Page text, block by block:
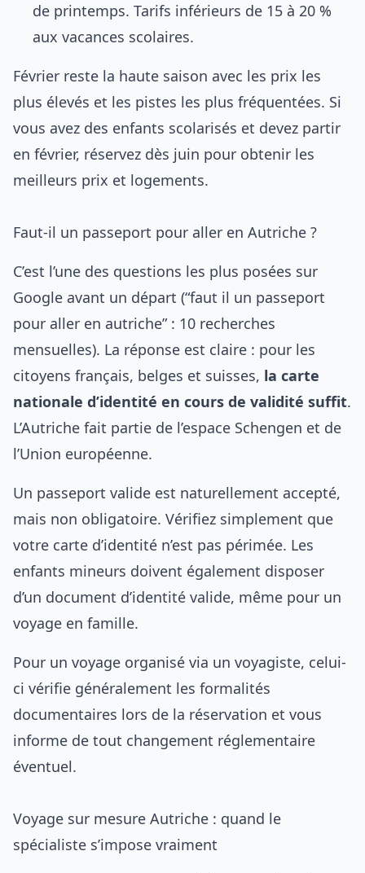
de printemps. Tarifs inférieurs de 15 à 20 %
aux vacances scolaires.
Février reste la haute saison avec les prix les
plus élevés et les pistes les plus fréquentées. Si
vous avez des enfants scolarisés et devez partir
en février, réservez dès juin pour obtenir les
meilleurs prix et logements.
Faut-il un passeport pour aller en Autriche ?
C’est l’une des questions les plus posées sur
Google avant un départ (“faut il un passeport
pour aller en autriche” : 10 recherches
mensuelles). La réponse est claire : pour les
citoyens français, belges et suisses, la carte
nationale d’identité en cours de validité suffit.
L’Autriche fait partie de l’espace Schengen et de
l’Union européenne.
Un passeport valide est naturellement accepté,
mais non obligatoire. Vérifiez simplement que
votre carte d’identité n’est pas périmée. Les
enfants mineurs doivent également disposer
d’un document d’identité valide, même pour un
voyage en famille.
Pour un voyage organisé via un voyagiste, celui-
ci vérifie généralement les formalités
documentaires lors de la réservation et vous
informe de tout changement réglementaire
éventuel.
Voyage sur mesure Autriche : quand le
spécialiste s’impose vraiment